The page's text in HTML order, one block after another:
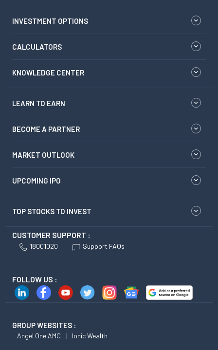
INVESTMENT OPTIONS
CALCULATORS
KNOWLEDGE CENTER
LEARN TO EARN
BECOME A PARTNER
MARKET OUTLOOK
UPCOMING IPO
TOP STOCKS TO INVEST
CUSTOMER SUPPORT :
18001020 Support FAQs
FOLLOW US :
GROUP WEBSITES :
Angel One AMC Ionic Wealth